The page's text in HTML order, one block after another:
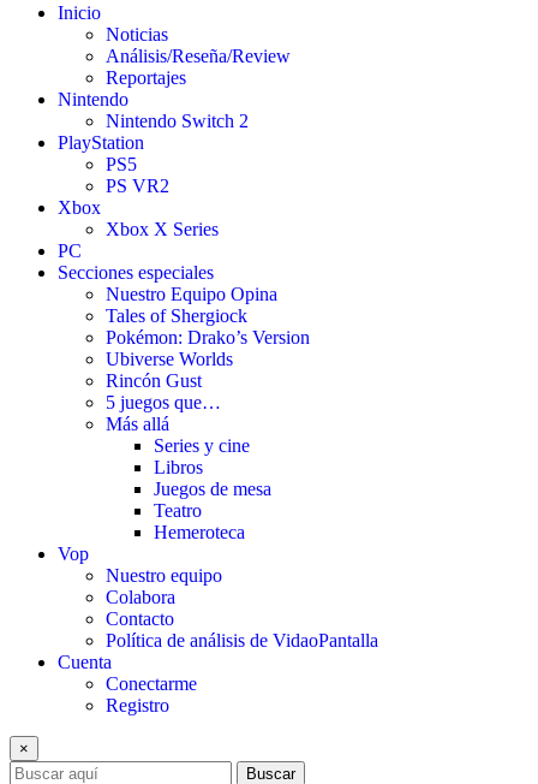
Inicio
Noticias
Análisis/Reseña/Review
Reportajes
Nintendo
Nintendo Switch 2
PlayStation
PS5
PS VR2
Xbox
Xbox X Series
PC
Secciones especiales
Nuestro Equipo Opina
Tales of Shergiock
Pokémon: Drako’s Version
Ubiverse Worlds
Rincón Gust
5 juegos que…
Más allá
Series y cine
Libros
Juegos de mesa
Teatro
Hemeroteca
Vop
Nuestro equipo
Colabora
Contacto
Política de análisis de VidaoPantalla
Cuenta
Conectarme
Registro
×
Buscar